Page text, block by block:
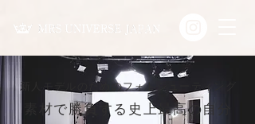
新人モデルのためのフォトシューティング
素材で勝負する史上最高の自分